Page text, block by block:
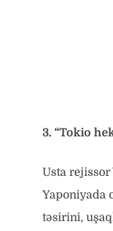
3. “Tokio
Usta
Yaponiyada
təsirini,